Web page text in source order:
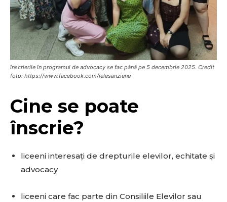
înscrierile în programul de advocacy se fac până pe 5 decembrie 2025. Credit
foto: https://www.facebook.com/ielesanziene
Cine se poate
înscrie?
liceeni interesați de drepturile elevilor, echitate și
advocacy
liceeni care fac parte din Consiliile Elevilor sau